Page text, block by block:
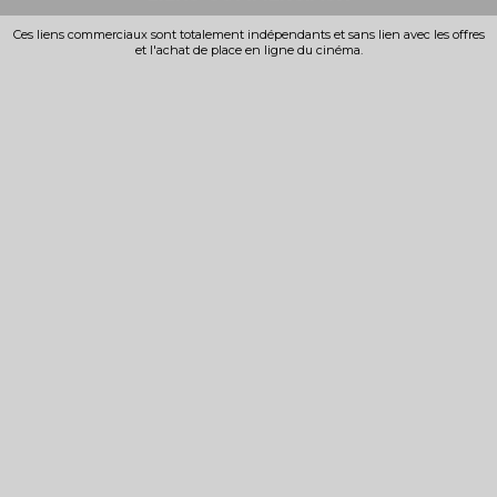
Ces liens commerciaux sont totalement indépendants et sans lien avec les offres
et l'achat de place en ligne du cinéma.